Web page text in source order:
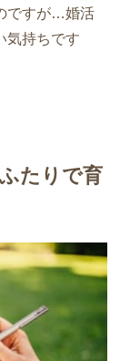
ですが…婚活
気持ちです
たりで育